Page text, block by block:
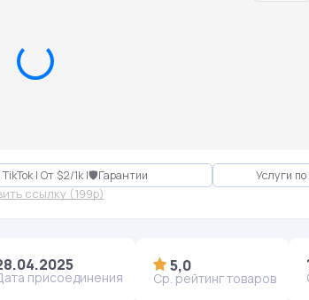
| От $2/1k |🛡Гарантии Услуги
ссылку (199p)
присоединения
5,0
Ср. рейтинг товаров